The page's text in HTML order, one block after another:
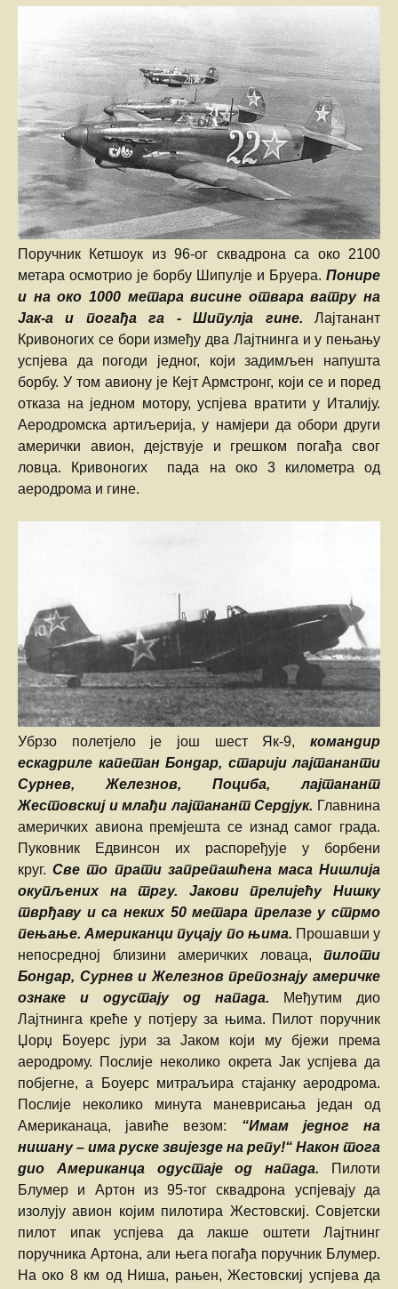
Поручник Кетшоук из 96-ог сквадрона са око 2100
метара осмотрио је борбу Шипулје и Бруера. Понире
и на око 1000 метара висине отвара ватру на
Јак-а и погађа га - Шипулја гине. Лајтанант
Кривоногих се бори између два Лајтнинга и у пењању
успјева да погоди једног, који задимљен напушта
борбу. У том авиону је Кејт Армстронг, који се и поред
отказа на једном мотору, успјева вратити у Италију.
Аеродромска артиљерија, у намјери да обори други
амерички авион, дејствује и грешком погађа свог
ловца. Кривоногих пада на око 3 километра од
аеродрома и гине.
Убрзо полетјело је још шест Як-9, командир
ескадриле капетан Бондар, старији лајтананти
Сурнев, Железнов, Поциба, лајтанант
Жестовскиј и млађи лајтанант Сердјук. Главнина
америчких авиона премјешта се изнад самог града.
Пуковник Едвинсон их распоређује у борбени
круг.Све то прати запрепашћена маса Нишлија
окупљених на тргу. Јакови прелијећу Нишку
тврђаву и са неких 50 метара прелазе у стрмо
пењање. Американци пуцају по њима. Прошавши у
непосредној близини америчких ловаца, пилоти
Бондар, Сурнев и Железнов препознају америчке
ознаке и одустају од напада. Међутим дио
Лајтнинга креће у потјеру за њима. Пилот поручник
Џорџ Боуерс јури за Јаком који му бјежи према
аеродрому. Послије неколико окрета Јак успјева да
побјегне, а Боуерс митраљира стајанку аеродрома.
Послије неколико минута маневрисања један од
Американаца, јавиће везом: “Имам једног на
нишану – има руске звијезде на репу!“ Након тога
дио Американца одустаје од напада. Пилоти
Блумер и Артон из 95-тог сквадрона успјевају да
изолују авион којим пилотира Жестовскиј. Совјетски
пилот ипак успјева да лакше оштети Лајтнинг
поручника Артона, али њега погађа поручник Блумер.
На око 8 км од Ниша, рањен, Жестовскиј успјева да